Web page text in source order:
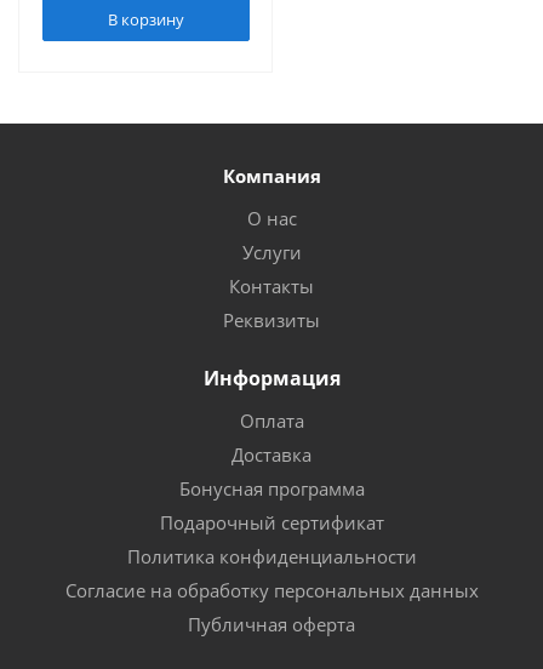
В корзину
Компания
О нас
Услуги
Контакты
Реквизиты
Информация
Оплата
Доставка
Бонусная программа
Подарочный сертификат
Политика конфиденциальности
Согласие на обработку персональных данных
Публичная оферта